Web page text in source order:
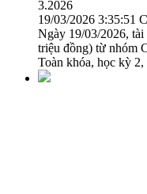
3.2026
19/03/2026 3:35:51
Ngày 19/03/2026,
triệu đồng) từ nhóm
Toàn khóa, học kỳ